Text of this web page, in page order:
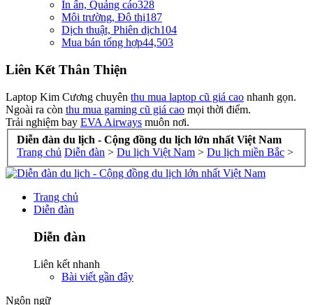
In ấn, Quảng cáo328
Môi trường, Đô thị187
Dịch thuật, Phiên dịch104
Mua bán tổng hợp44,503
Liên Kết Thân Thiện
Laptop Kim Cương chuyên thu mua laptop cũ giá cao nhanh gọn.
Ngoài ra còn thu mua gaming cũ giá cao mọi thời điểm.
Trải nghiệm bay EVA Airways muôn nơi.
Diễn đàn du lịch - Cộng đồng du lịch lớn nhất Việt Nam
Trang chủ Diễn đàn > Du lịch Việt Nam > Du lịch miền Bắc >
Trang chủ
Diễn đàn
Diễn đàn
Liên kết nhanh
Bài viết gần đây
Ngôn ngữ